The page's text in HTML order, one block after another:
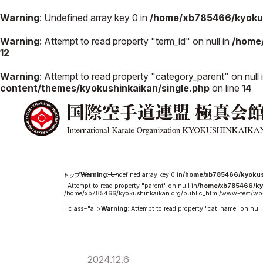
Warning: Undefined array key 0 in /home/xb785466/
Warning: Attempt to read property "term_id" on null in /
12
Warning: Attempt to read property "category_parent" on null
content/themes/kyokushinkaikan/single.php on line 14
スケジュール
極真会館の世界
極真会館の理念
松井章奎館長 紹
介
極真の歴史
極真会
役員紹
各委員
Warning: Undefined array key 0 in/home/xb785466/
: Attempt to read property "parent" on null in/home/xb785466/
/home/xb785466/kyokushinkaikan.org/public_html/www-test/
" class="a">Warning: Attempt to read property "cat_name" on
2024.12.6